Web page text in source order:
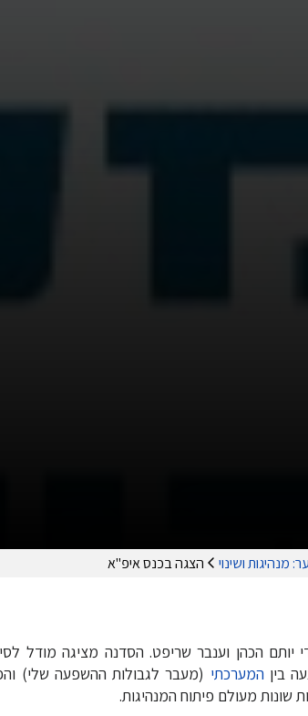
מנהיגות ושינוי הצגה בכנס איפ"א
במסגרת כנס איפ"א 2016 על ידי יותם הכהן וענבר שריפט. הסדנה מציגה
ביןהמערכתי (מעבר לגבולות ההשפעה שלי)
שונות מעולם פיתוח המנהיגות.